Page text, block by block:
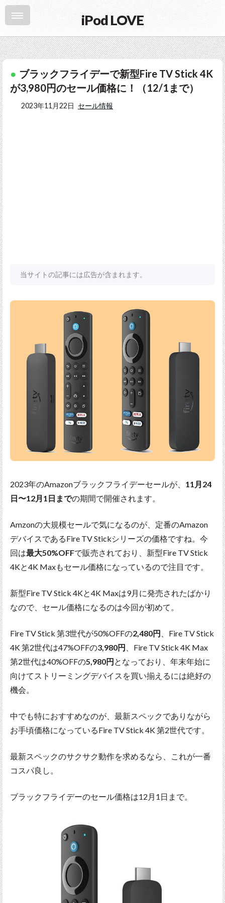
iPod LOVE
ブラックフライデーで新型Fire TV Stick 4K
が3,980円のセール価格に！（12/1まで）
2023年11月22日 セール情報
当サイトの記事には広告が含まれます。
2023年のAmazonブラックフライデーセールが、 11月24
日〜12月1日までの期間で開催されます。
Amzonの大規模セールで気になるのが、定番のAmazon
デバイスであるFire TV Stickシリーズの価格ですね。今
回は最大50%OFFで販売されており、新型Fire TV Stick
4Kと4K Maxもセール価格になっているので注目です。
新型Fire TV Stick 4Kと4K Maxは9月に発売されたばかり
なので、セール価格になるのは今回が初めて。
Fire TV Stick 第3世代が50%OFFの2,480円 、Fire TV Stick
4K 第2世代は47%OFFの3,980円 、Fire TV Stick 4K Max
第2世代は40%OFFの5,980円 となっており、年末年始に
向けてストリーミングデバイスを買い揃えるには絶好の
機会。
中でも特におすすめなのが、最新スペックでありながら
お手頃価格になっているFire TV Stick 4K 第2世代です。
最新スペックのサクサク動作を求めるなら、これが一番
コスパ良し。
ブラックフライデーのセール価格は12月1日まで。